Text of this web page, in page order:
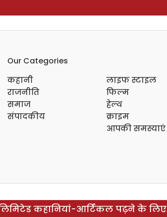
Our Categories
कहानी
राजनीति
समाज
संपादकीय
लाइफ स्टाइल
फिल्म
हेल्थ
क्राइम
आपकी समस्याएं
कहानियां-आर्टिकल पढ़ने के लिए